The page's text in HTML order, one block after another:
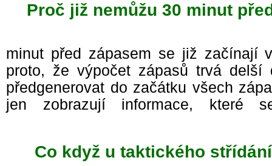
Proč již nemůžu 30 minut
30 minut před zápasem se již
proto, že výpočet zápasů trvá
předgenerovat do začátku všech
jen zobrazují informace,
Co když u taktického